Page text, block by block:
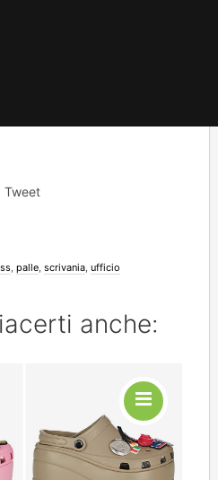
Tweet
, palle, scrivania, ufficio
anche: